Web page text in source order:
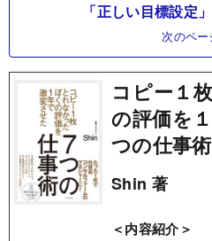
「正しい目標設定
次のペー
コピー１
の評価を
つの仕事術
Shin 著
＜内容紹介＞